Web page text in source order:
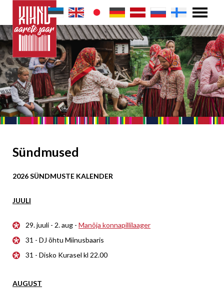
Sündmused
2026 SÜNDMUSTE KALENDER
JUULI
29. juuli - 2. aug - Manõja konnapillilaager
31 - DJ õhtu Miinusbaaris
31 - Disko Kurasel kl 22.00
AUGUST